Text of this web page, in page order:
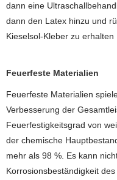
dann eine
dann den Latex hinzu und
Kieselsol-Kleber zu erhalten
Feuerfeste Materialien
Feuerfeste Materialien
Verbesserung der
Feuerfestigkeitsgrad von
der chemische
mehr als 98 %. Es kann
Korrosionsbeständigkeit